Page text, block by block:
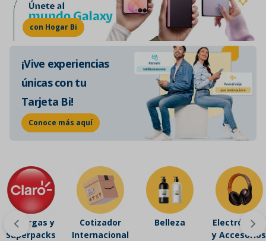
con Hogar Bi
¡Vive experiencias
únicas con tu
Tarjeta Bi!
Conoce más aquí
Recargas y
Superpacks
Cotizador
Internacional
Belleza
Electrónicos
y Accesorios